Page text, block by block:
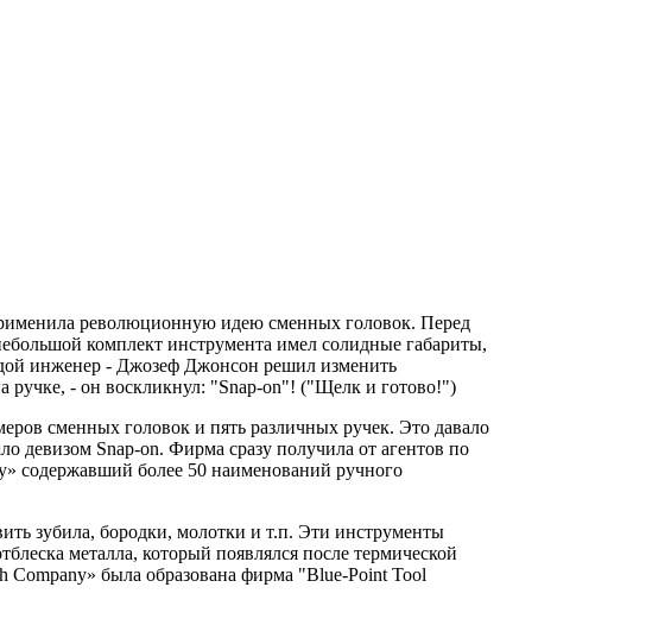
революционную идею сменных головок. Перед
комплект инструмента имел солидные габариты,
инженер - Джозеф Джонсон решил изменить
ручке, - он воскликнул: "Snap-on"! ("Щелк и готово!")
сменных головок и пять различных ручек. Это давало
девизом Snap-on. Фирма сразу получила от агентов по
содержавший более 50 наименований ручного
зубила, бородки, молотки и т.п. Эти инструменты
металла, который появлялся после термической
Company» была образована фирма "Blue-Point Tool